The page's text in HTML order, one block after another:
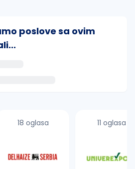
poslove sa ovim
greške (koristite č, ć, š, đ,
18 oglasa 11 oglasa